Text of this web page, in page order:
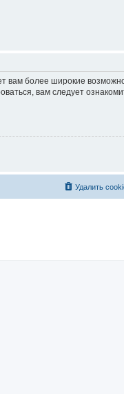
вам более широкие
вам следует
Удалить